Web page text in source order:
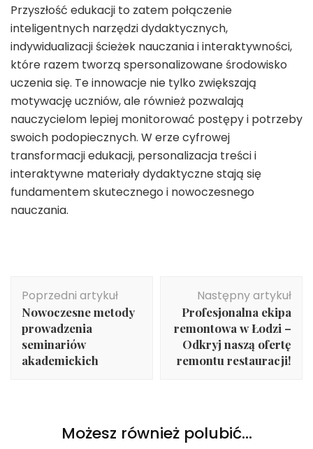
Przyszłość edukacji to zatem połączenie
inteligentnych narzędzi dydaktycznych,
indywidualizacji ścieżek nauczania i interaktywności,
które razem tworzą spersonalizowane środowisko
uczenia się. Te innowacje nie tylko zwiększają
motywację uczniów, ale również pozwalają
nauczycielom lepiej monitorować postępy i potrzeby
swoich podopiecznych. W erze cyfrowej
transformacji edukacji, personalizacja treści i
interaktywne materiały dydaktyczne stają się
fundamentem skutecznego i nowoczesnego
nauczania.
wpisu
Poprzedni artykuł
Nowoczesne metody
prowadzenia
seminariów
akademickich
Następny artykuł
Profesjonalna ekipa
remontowa w Łodzi –
Odkryj naszą ofertę
remontu restauracji!
Możesz również polubić…